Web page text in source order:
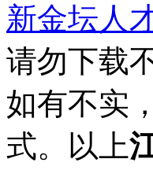
新金坛人
请勿下载
如有不实
式。以上